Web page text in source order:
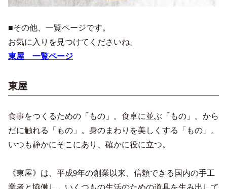
■その他、一覧ページです。
お気に入りを見つけてくださいね。
東屋 一覧ページ
東屋
食事をつくるための「もの」。食卓に並ぶ「もの」。から
だに触れる「もの」。身のまわりを美しくする「もの」。
いつも静かにそこにあり、確かに役に立つ。
《東屋》は、平成9年の創業以来、信頼できる国内の手工
業者と協働し、いくつもの生活のための道具を生み出して